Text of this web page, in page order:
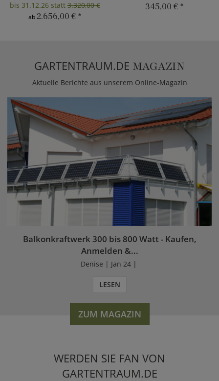
bis 31.12.26 statt3.320,00 €
ab2.656,00 € *
345,00 € *
GARTENTRAUM.DE MAGAZIN
Aktuelle Berichte aus unserem Online-Magazin
Balkonkraftwerk 300 bis 800 Watt - Kaufen,
Anmelden &...
Denise | Jan 24 |
LESEN
ZUM MAGAZIN
WERDEN SIE FAN VON
GARTENTRAUM.DE